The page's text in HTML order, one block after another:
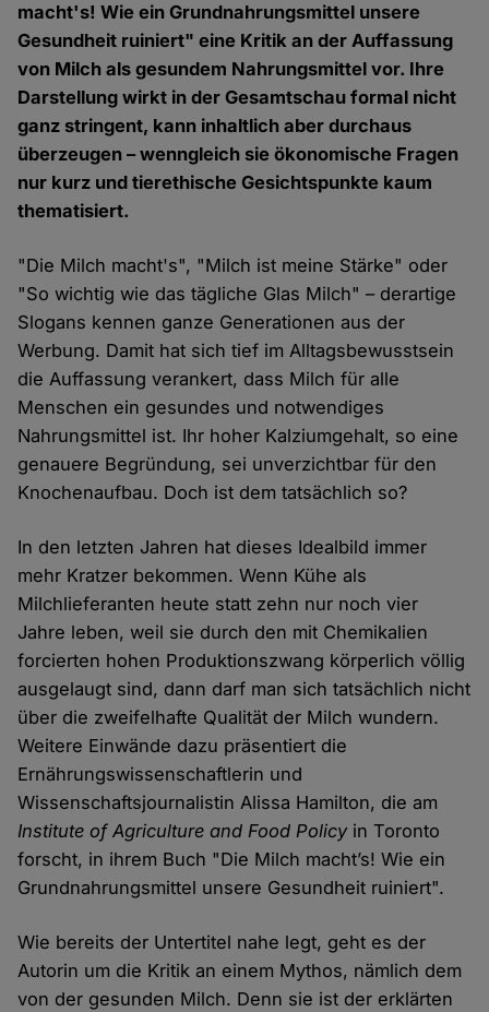
macht's! Wie ein Grundnahrungsmittel unsere
Gesundheit ruiniert" eine Kritik an der Auffassung
von Milch als gesundem Nahrungsmittel vor. Ihre
Darstellung wirkt in der Gesamtschau formal nicht
ganz stringent, kann inhaltlich aber durchaus
überzeugen – wenngleich sie ökonomische Fragen
nur kurz und tierethische Gesichtspunkte kaum
thematisiert.
"Die Milch macht's", "Milch ist meine Stärke" oder
"So wichtig wie das tägliche Glas Milch" – derartige
Slogans kennen ganze Generationen aus der
Werbung. Damit hat sich tief im Alltagsbewusstsein
die Auffassung verankert, dass Milch für alle
Menschen ein gesundes und notwendiges
Nahrungsmittel ist. Ihr hoher Kalziumgehalt, so eine
genauere Begründung, sei unverzichtbar für den
Knochenaufbau. Doch ist dem tatsächlich so?
In den letzten Jahren hat dieses Idealbild immer
mehr Kratzer bekommen. Wenn Kühe als
Milchlieferanten heute statt zehn nur noch vier
Jahre leben, weil sie durch den mit Chemikalien
forcierten hohen Produktionszwang körperlich völlig
ausgelaugt sind, dann darf man sich tatsächlich nicht
über die zweifelhafte Qualität der Milch wundern.
Weitere Einwände dazu präsentiert die
Ernährungswissenschaftlerin und
Wissenschaftsjournalistin Alissa Hamilton, die am
Institute of Agriculture and Food Policyin Toronto
forscht, in ihrem Buch "Die Milch macht’s! Wie ein
Grundnahrungsmittel unsere Gesundheit ruiniert".
Wie bereits der Untertitel nahe legt, geht es der
Autorin um die Kritik an einem Mythos, nämlich dem
von der gesunden Milch. Denn sie ist der erklärten